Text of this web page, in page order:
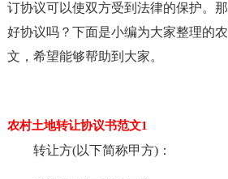
订协议可以使双方受到法律的保护。
好协议吗？下面是小编为大家整理的
文，希望能够帮助到大家。
农村土地转让协议书范文1
转让方(以下简称甲方)：